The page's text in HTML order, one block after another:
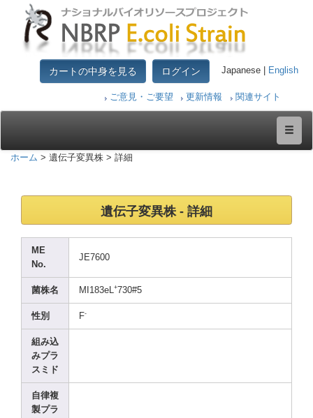
カートの中身を見る ログイン Japanese | English
ご意見・ご要望 更新情報 関連サイト
ホーム > 遺伝子変異株 > 詳細
遺伝子変異株 - 詳細
ME
No.
JE7600
菌株名 MI183eL+730#5
性別 F-
組み込
みプラ
スミド
自律複
製プラ